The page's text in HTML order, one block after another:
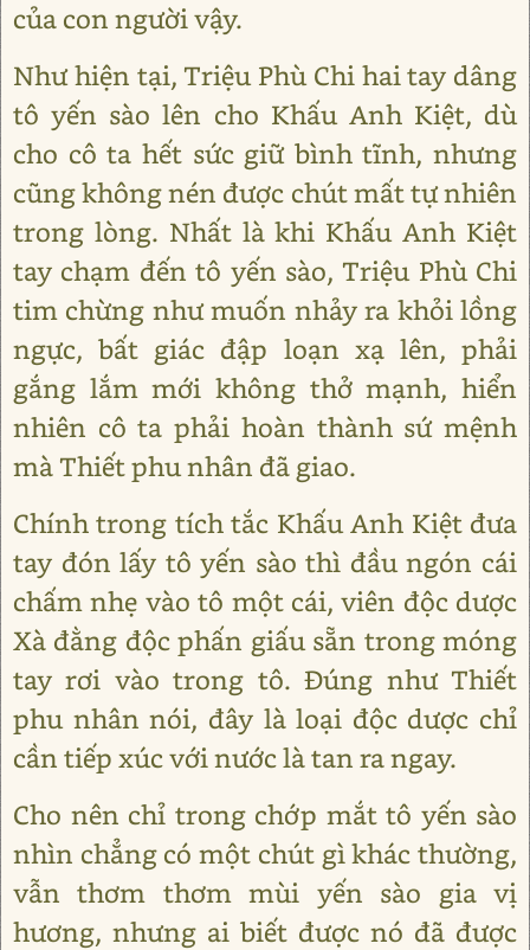
của con người vậy.
Như hiện tại, Triệu Phù Chi hai tay dâng
tô yến sào lên cho Khấu Anh Kiệt, dù
cho cô ta hết sức giữ bình tĩnh, nhưng
cũng không nén được chút mất tự nhiên
trong lòng. Nhất là khi Khấu Anh Kiệt
tay chạm đến tô yến sào, Triệu Phù Chi
tim chừng như muốn nhảy ra khỏi lồng
ngực, bất giác đập loạn xạ lên, phải
gắng lắm mới không thở mạnh, hiển
nhiên cô ta phải hoàn thành sứ mệnh
mà Thiết phu nhân đã giao.
Chính trong tích tắc Khấu Anh Kiệt đưa
tay đón lấy tô yến sào thì đầu ngón cái
chấm nhẹ vào tô một cái, viên độc dược
Xà đằng độc phấn giấu sẵn trong móng
tay rơi vào trong tô. Đúng như Thiết
phu nhân nói, đây là loại độc dược chỉ
cần tiếp xúc với nước là tan ra ngay.
Cho nên chỉ trong chớp mắt tô yến sào
nhìn chẳng có một chút gì khác thường,
vẫn thơm thơm mùi yến sào gia vị
hương, nhưng ai biết được nó đã được